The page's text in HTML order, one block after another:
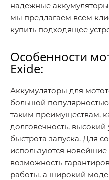
надежные
мы предлагаем всем
купить подходящее
Особенности
Exide:
Аккумуляторы для
большой
таким преимуществам,
долговечность,
быстрота запуска. Для
используются новейшие
возможность
работы, а широкий